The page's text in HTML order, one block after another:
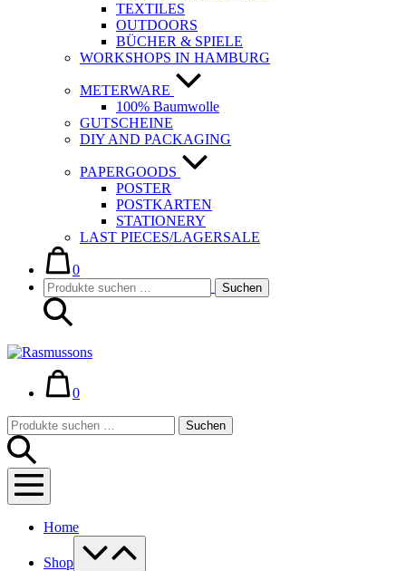
TEXTILES
OUTDOORS
BÜCHER & SPIELE
WORKSHOPS IN HAMBURG
METERWARE
100% Baumwolle
GUTSCHEINE
DIY AND PACKAGING
PAPERGOODS
POSTER
POSTKARTEN
STATIONERY
LAST PIECES/LAGERSALE
Warenkorb
0im
Warenkorb
Suche-
Schalter
Suchen
nach:
Suchen
Warenkorb
0im
Suche-
Schalter
Suchen
nach:
Suchen
Menü-
Schalter
Home
Shop
Menü-
Schalter